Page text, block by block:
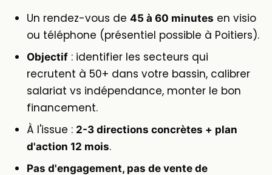
Un rendez-vous de 45 à 60 minutes en visio
ou téléphone (présentiel possible à Poitiers).
Objectif : identifier les secteurs qui
recrutent à 50+ dans votre bassin, calibrer
salariat vs indépendance, monter le bon
financement.
À l'issue : 2-3 directions concrètes + plan
d'action 12 mois.
Pas d'engagement, pas de vente de